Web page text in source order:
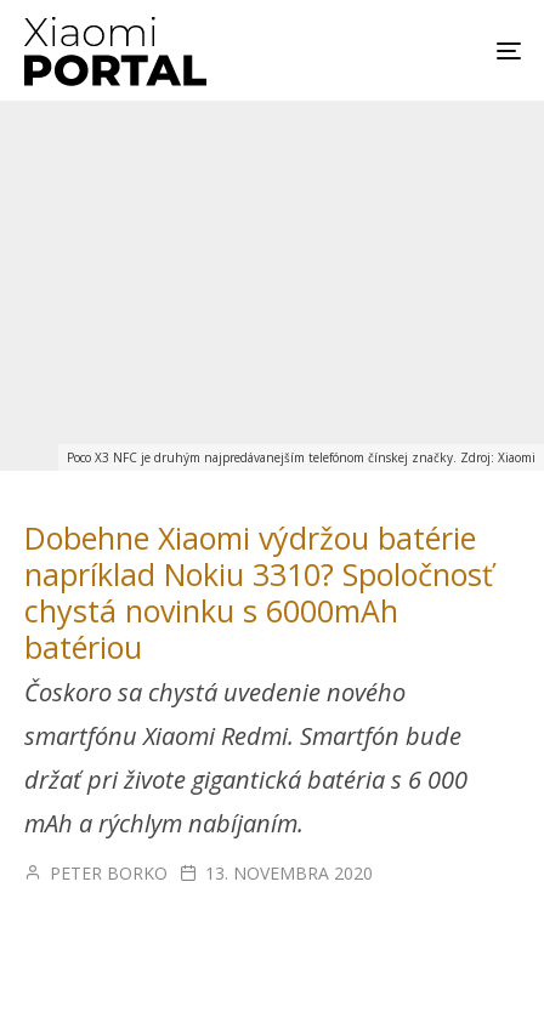
Poco X3 NFC je druhým najpredávanejším telefónom čínskej značky. Zdroj: Xiaomi
Dobehne Xiaomi výdržou batérie
napríklad Nokiu 3310? Spoločnosť
chystá novinku s 6000mAh
batériou
Čoskoro sa chystá uvedenie nového
smartfónu Xiaomi Redmi. Smartfón bude
držať pri živote gigantická batéria s 6 000
mAh a rýchlym nabíjaním.
PETER BORKO 13. NOVEMBRA 2020